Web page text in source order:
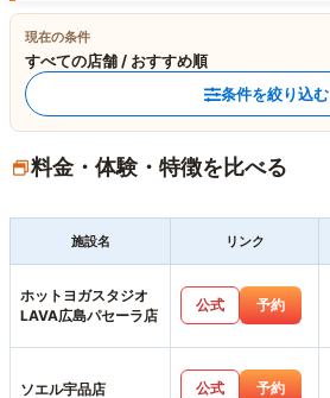
現在の条件
すべての店舗 / おすすめ順
条件を絞り込む
料金・体験・特徴を比べる
施設名 リンク
ホットヨガスタジオ
LAVA広島パセーラ店
公式 予約
ソエル宇品店 公式 予約